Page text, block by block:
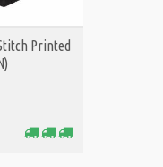
Printed